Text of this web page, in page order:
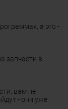
а это -
запчасти в
вам не
- они уже